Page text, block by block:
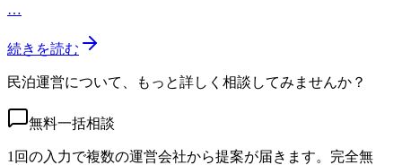
…
続きを読む
民泊運営について、もっと詳しく相談してみませんか？
無料一括相談
1回の入力で複数の運営会社から提案が届きます。完全無